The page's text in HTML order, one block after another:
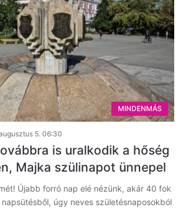
MINDENMÁS
5. 06:30
is uralkodik a hőség
Majka szülinapot ünnepel
Újabb forró nap elé nézünk, akár 40 fok
úgy neves születésnaposokból